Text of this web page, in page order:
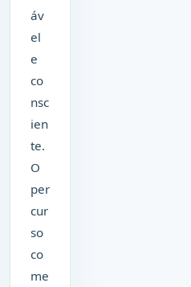
áv
el
e
co
nsc
ien
te.
O
per
cur
so
co
me